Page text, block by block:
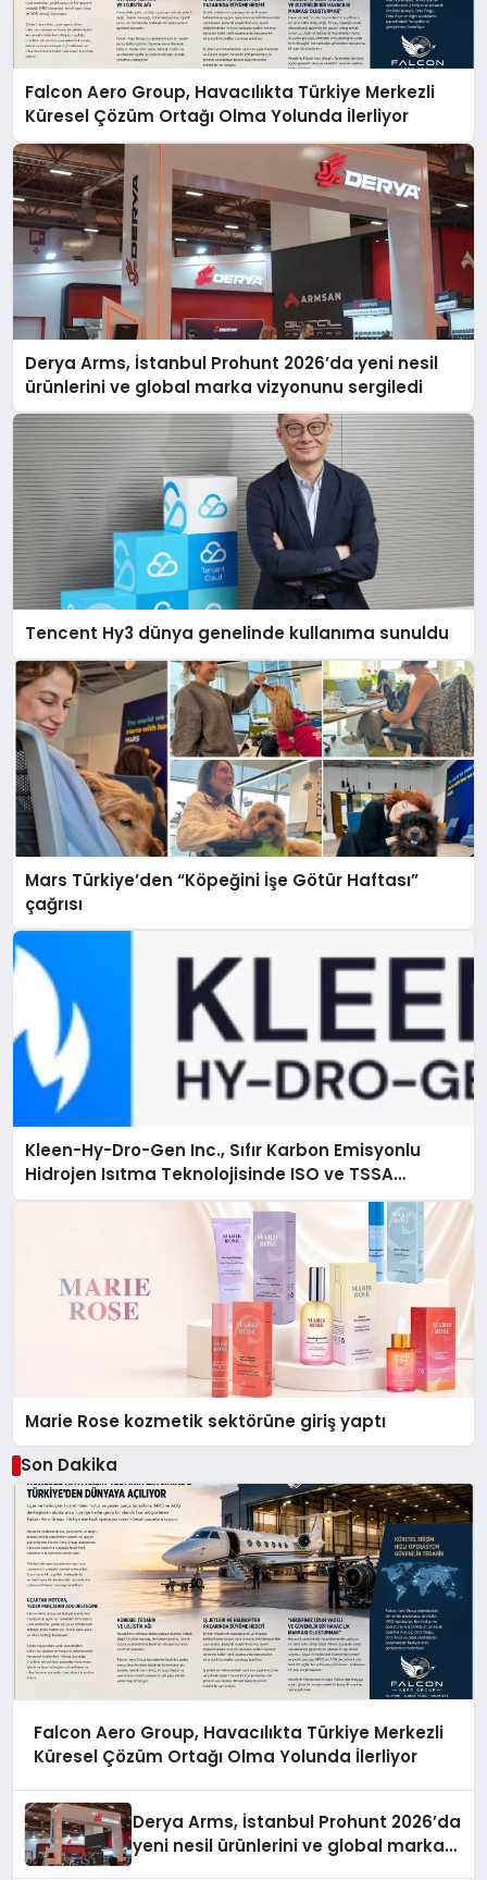
Falcon Aero Group, Havacılıkta Türkiye Merkezli
Küresel Çözüm Ortağı Olma Yolunda İlerliyor
Derya Arms, İstanbul Prohunt 2026’da yeni nesil
ürünlerini ve global marka vizyonunu sergiledi
Tencent Hy3 dünya genelinde kullanıma sunuldu
Mars Türkiye’den “Köpeğini İşe Götür Haftası”
çağrısı
Kleen-Hy-Dro-Gen Inc., Sıfır Karbon Emisyonlu
Hidrojen Isıtma Teknolojisinde ISO ve TSSA
Düzenleyici Onaylarını Aldı
Marie Rose kozmetik sektörüne giriş yaptı
Son Dakika
Falcon Aero Group, Havacılıkta Türkiye Merkezli
Küresel Çözüm Ortağı Olma Yolunda İlerliyor
Derya Arms, İstanbul Prohunt 2026’da
yeni nesil ürünlerini ve global marka